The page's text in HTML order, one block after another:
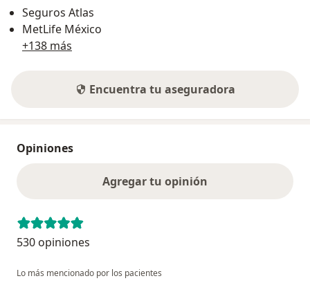
Seguros Atlas
MetLife México
+138 más
Encuentra tu aseguradora
Opiniones
Agregar tu opinión
530 opiniones
Lo más mencionado por los pacientes